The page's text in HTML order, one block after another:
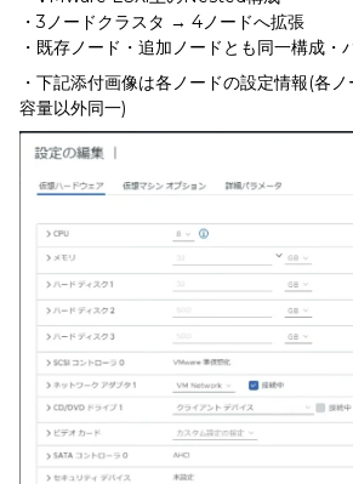
・3ノードクラスタ → 4ノードへ拡張
・既存ノード・追加ノードとも同一構成・
・下記添付画像は各ノードの設定情報(各
容量以外同一)